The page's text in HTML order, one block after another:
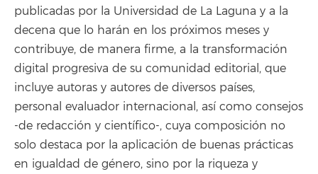
publicadas por la Universidad de La Laguna y a la
decena que lo harán en los próximos meses y
contribuye, de manera firme, a la transformación
digital progresiva de su comunidad editorial, que
incluye autoras y autores de diversos países,
personal evaluador internacional, así como consejos
-de redacción y científico-, cuya composición no
solo destaca por la aplicación de buenas prácticas
en igualdad de género, sino por la riqueza y